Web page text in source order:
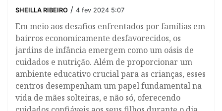
SHEILLA RIBEIRO / 4 fev 2024 5:07
Em meio aos desafios enfrentados por famílias em
bairros economicamente desfavorecidos, os
jardins de infância emergem como um oásis de
cuidados e nutrição. Além de proporcionar um
ambiente educativo crucial para as crianças, esses
centros desempenham um papel fundamental na
vida de mães solteiras, e não só, oferecendo